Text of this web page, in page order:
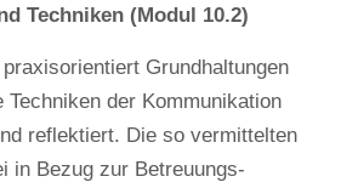
Techniken (Modul 10.2)
Grundhaltungen
der Kommunikation
reflektiert. Die so vermittelten
in Bezug zur Betreuungs-